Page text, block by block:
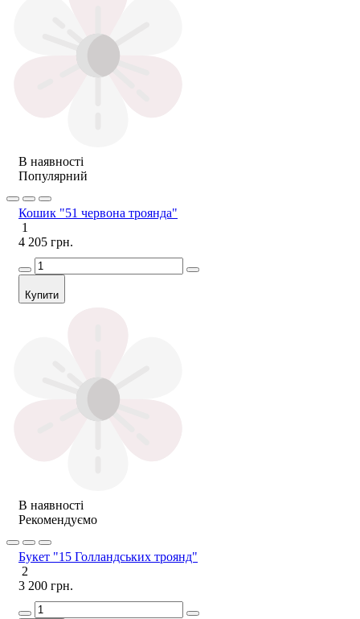
В наявності
Популярний
Кошик "51 червона троянда"
1
4 205 грн.
Купити
В наявності
Рекомендуємо
Букет "15 Голландських троянд"
2
3 200 грн.